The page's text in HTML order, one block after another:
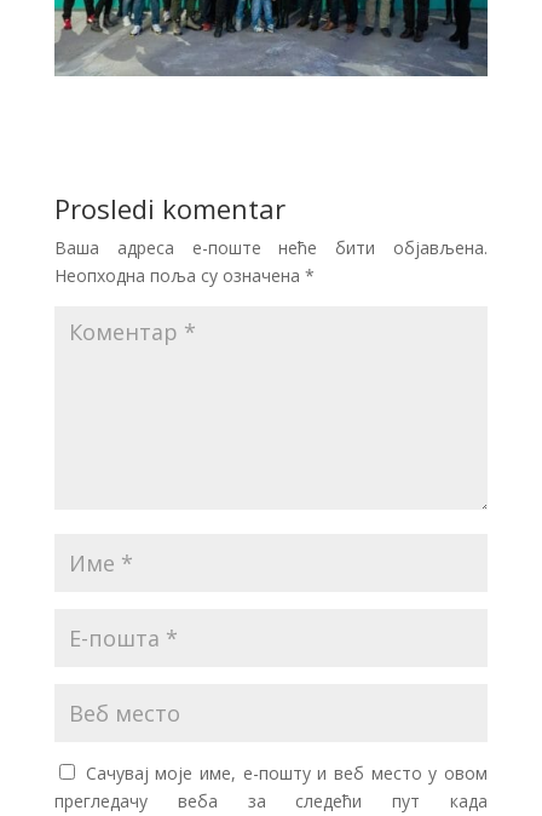
Prosledi komentar
Ваша адреса е-поште неће бити објављена.
Неопходна поља су означена *
Сачувај моје име, е-пошту и веб место у овом
прегледачу веба за следећи пут када